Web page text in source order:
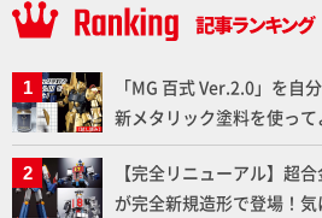
「MG 百式 Ver.2.0」を自
新メタリック塗料を使っ
りに!!【試し読み】
【完全リニューアル】超
が完全新規造形で登場！